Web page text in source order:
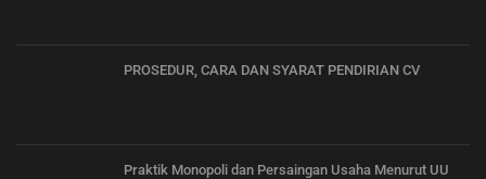
PROSEDUR, CARA DAN SYARAT PENDIRIAN CV
Praktik Monopoli dan Persaingan Usaha Menurut UU